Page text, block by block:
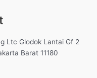
Ltc Glodok Lantai Gf 2
Barat 11180